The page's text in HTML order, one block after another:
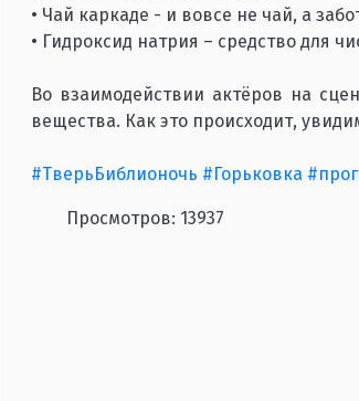
• Чай каркаде - и вовсе не чай, а
• Гидроксид натрия – средство для
Во взаимодействии актёров на
вещества. Как это происходит,
#ТверьБиблионочь #Горьковка
Просмотров: 13937